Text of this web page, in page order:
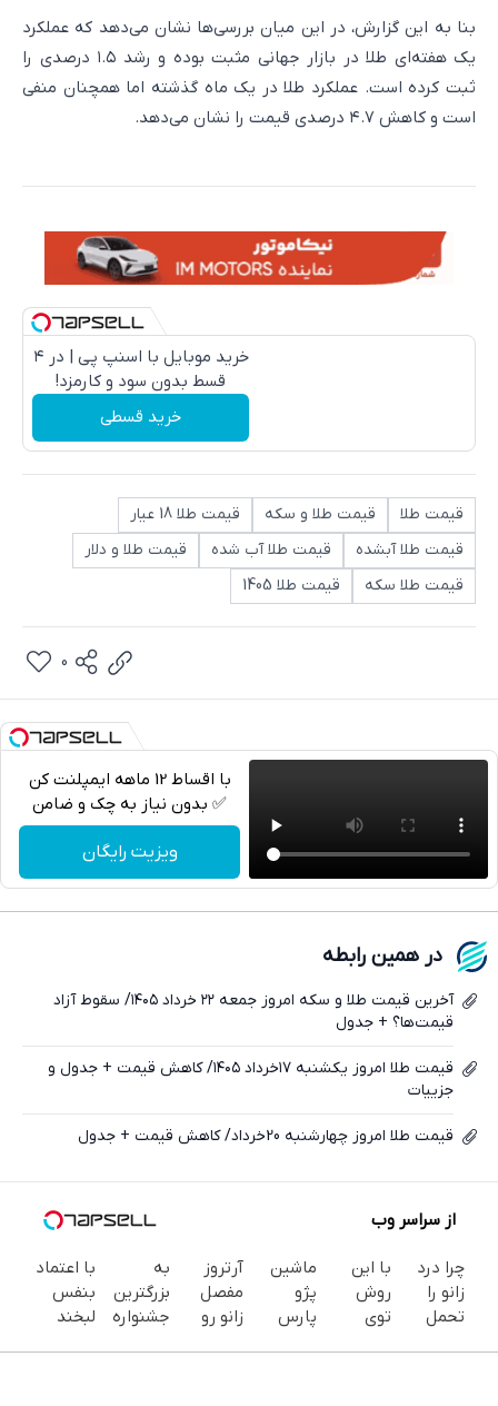
بنا به این گزارش، در این میان بررسی‌ها نشان می‌دهد که عملکرد
یک هفته‌ای طلا در بازار جهانی مثبت بوده و رشد ۱.۵ درصدی را
ثبت کرده است. عملکرد طلا در یک ماه گذشته اما همچنان منفی
است و کاهش ۴.۷ درصدی قیمت را نشان می‌دهد.
خرید موبایل با اسنپ پی | در ۴
قسط بدون سود و کارمزد!
خرید قسطی
قیمت طلا قیمت طلا و سکه
قیمت طلا 18 عیار
قیمت طلا آبشده
قیمت طلا آب شده
قیمت طلا و دلار
قیمت طلا سکه
قیمت طلا 1405
واتساپ
0
با اقساط 12 ماهه ایمپلنت کن
✅ بدون نیاز به چک و ضامن
ویزیت رایگان
در همین رابطه
آخرین قیمت طلا و سکه امروز جمعه ۲۲ خرداد ۱۴۰۵/ سقوط آزاد
قیمت‌ها؟ + جدول
قیمت طلا امروز یکشنبه ۱۷خرداد ۱۴۰۵/ کاهش قیمت + جدول و
جزییات
قیمت طلا امروز چهارشنبه 20خرداد/ کاهش قیمت + جدول
از سراسر وب
چرا درد
زانو را
تحمل
با این
روش
توی
ماشین
پژو
پارس
آرتروز
مفصل
زانو رو
به
بزرگترین
جشنواره
با اعتماد
بنفس
لبخند